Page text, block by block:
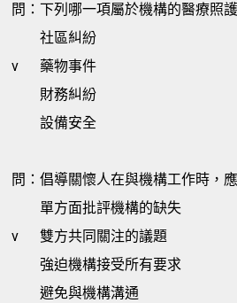
問：下列哪一項屬於機構的醫療照
社區糾紛
v
藥物事件
財務糾紛
設備安全
問：倡導關懷人在與機構工作時，
單方面批評機構的缺失
v
雙方共同關注的議題
強迫機構接受所有要求
避免與機構溝通